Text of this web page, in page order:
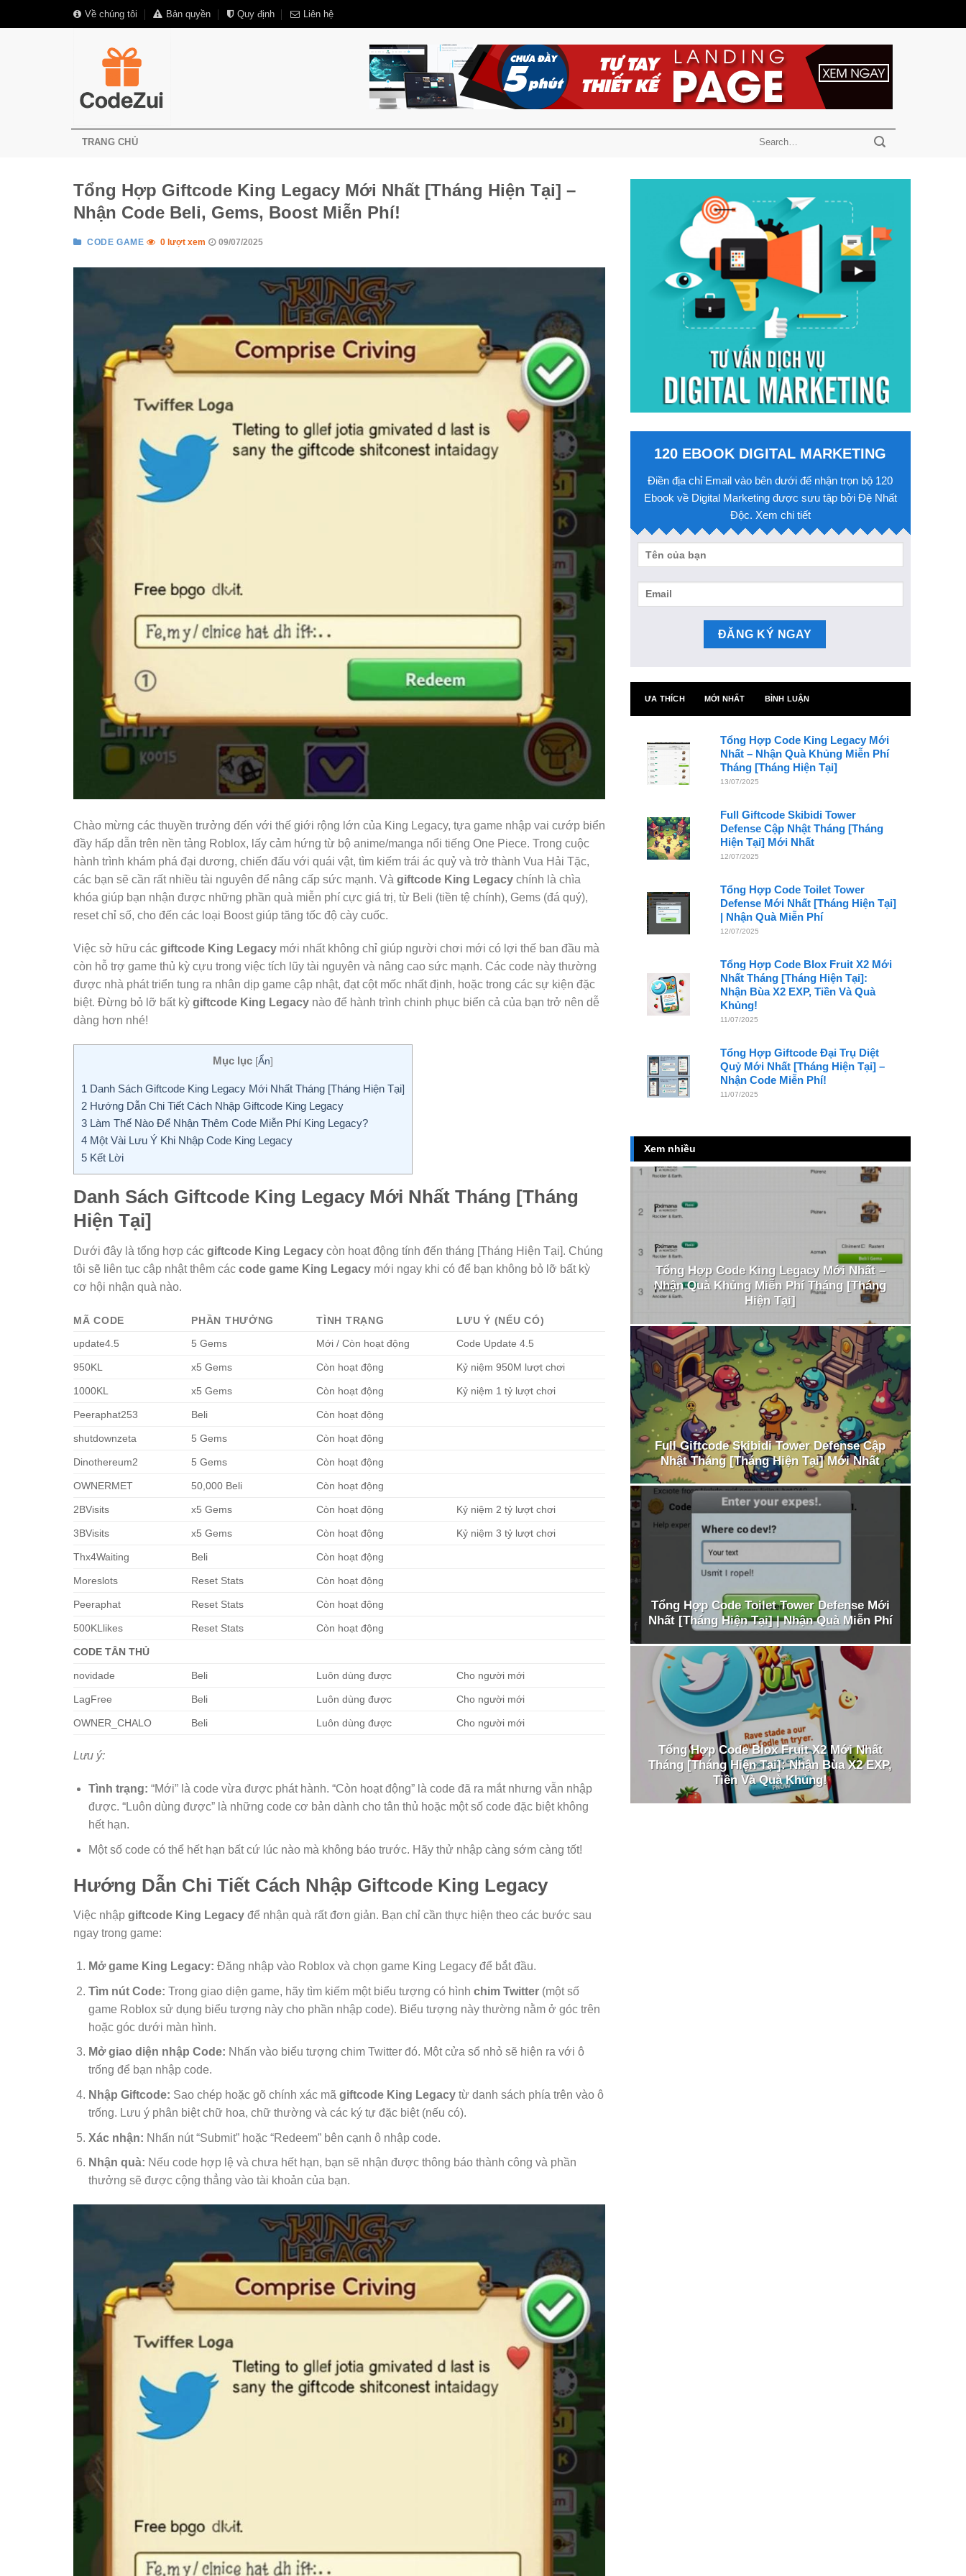
to
Về chúng tôi Bản quyền Quy định Liên hệ
TRANG CHỦ
Tổng Hợp Giftcode King Legacy Mới Nhất [Tháng Hiện Tại] –
Nhận Code Beli, Gems, Boost Miễn Phí!
CODE GAME 0 lượt xem 09/07/2025
Chào mừng các thuyền trưởng đến với thế giới rộng lớn của King Legacy, tựa game nhập vai cướp biển
đầy hấp dẫn trên nền tảng Roblox, lấy cảm hứng từ bộ anime/manga nổi tiếng One Piece. Trong cuộc
hành trình khám phá đại dương, chiến đấu với quái vật, tìm kiếm trái ác quỷ và trở thành Vua Hải Tặc,
các bạn sẽ cần rất nhiều tài nguyên để nâng cấp sức mạnh. Và giftcode King Legacy chính là chìa
khóa giúp bạn nhận được những phần quà miễn phí cực giá trị, từ Beli (tiền tệ chính), Gems (đá quý),
reset chỉ số, cho đến các loại Boost giúp tăng tốc độ cày cuốc.
Việc sở hữu các giftcode King Legacy mới nhất không chỉ giúp người chơi mới có lợi thế ban đầu mà
còn hỗ trợ game thủ kỳ cựu trong việc tích lũy tài nguyên và nâng cao sức mạnh. Các code này thường
được nhà phát triển tung ra nhân dịp game cập nhật, đạt cột mốc nhất định, hoặc trong các sự kiện đặc
biệt. Đừng bỏ lỡ bất kỳ giftcode King Legacy nào để hành trình chinh phục biển cả của bạn trở nên dễ
dàng hơn nhé!
Mục lục [Ẩn]
1 Danh Sách Giftcode King Legacy Mới Nhất Tháng [Tháng Hiện Tại]
2 Hướng Dẫn Chi Tiết Cách Nhập Giftcode King Legacy
3 Làm Thế Nào Để Nhận Thêm Code Miễn Phí King Legacy?
4 Một Vài Lưu Ý Khi Nhập Code King Legacy
5 Kết Lời
Danh Sách Giftcode King Legacy Mới Nhất Tháng [Tháng
Hiện Tại]
Dưới đây là tổng hợp các giftcode King Legacy còn hoạt động tính đến tháng [Tháng Hiện Tại]. Chúng
tôi sẽ liên tục cập nhật thêm các code game King Legacy mới ngay khi có để bạn không bỏ lỡ bất kỳ
cơ hội nhận quà nào.
MÃ CODE PHẦN THƯỞNG TÌNH TRẠNG
LƯU Ý (NẾU CÓ)
update4.5
5 Gems Mới / Còn hoạt động Code Update 4.5
950KL x5 Gems Còn hoạt động Kỷ niệm 950M lượt chơi
1000KL x5 Gems Còn hoạt động Kỷ niệm 1 tỷ lượt chơi
Peeraphat253 Beli Còn hoạt động
shutdownzeta 5 Gems Còn hoạt động
Dinothereum2 5 Gems Còn hoạt động
OWNERMET 50,000 Beli Còn hoạt động
2BVisits x5 Gems Còn hoạt động Kỷ niệm 2 tỷ lượt chơi
3BVisits x5 Gems Còn hoạt động Kỷ niệm 3 tỷ lượt chơi
Thx4Waiting Beli Còn hoạt động
Moreslots Reset Stats Còn hoạt động
Peeraphat Reset Stats Còn hoạt động
500KLlikes Reset Stats Còn hoạt động
CODE TÂN THỦ
novidade Beli Luôn dùng được Cho người mới
LagFree Beli Luôn dùng được Cho người mới
OWNER_CHALO Beli Luôn dùng được Cho người mới
Lưu ý:
Tình trạng: “Mới” là code vừa được phát hành. “Còn hoạt động” là code đã ra mắt nhưng vẫn nhập
được. “Luôn dùng được” là những code cơ bản dành cho tân thủ hoặc một số code đặc biệt không
hết hạn.
Một số code có thể hết hạn bất cứ lúc nào mà không báo trước. Hãy thử nhập càng sớm càng tốt!
Hướng Dẫn Chi Tiết Cách Nhập Giftcode King Legacy
Việc nhập giftcode King Legacy để nhận quà rất đơn giản. Bạn chỉ cần thực hiện theo các bước sau
ngay trong game:
Mở game King Legacy: Đăng nhập vào Roblox và chọn game King Legacy để bắt đầu.
Tìm nút Code: Trong giao diện game, hãy tìm kiếm một biểu tượng có hình chim Twitter(một số
game Roblox sử dụng biểu tượng này cho phần nhập code). Biểu tượng này thường nằm ở góc trên
hoặc góc dưới màn hình.
Mở giao diện nhập Code: Nhấn vào biểu tượng chim Twitter đó. Một cửa sổ nhỏ sẽ hiện ra với ô
trống để bạn nhập code.
Nhập Giftcode: Sao chép hoặc gõ chính xác mã giftcode King Legacytừ danh sách phía trên vào ô
trống. Lưu ý phân biệt chữ hoa, chữ thường và các ký tự đặc biệt (nếu có).
Xác nhận: Nhấn nút “Submit” hoặc “Redeem” bên cạnh ô nhập code.
Nhận quà: Nếu code hợp lệ và chưa hết hạn, bạn sẽ nhận được thông báo thành công và phần
thưởng sẽ được cộng thẳng vào tài khoản của bạn.
120 EBOOK DIGITAL MARKETING
Điền địa chỉ Email vào bên dưới để nhận trọn bộ 120
Ebook về Digital Marketing được sưu tập bởi Đệ Nhất
Độc. Xem chi tiết
ƯA THÍCH MỚI NHẤT BÌNH LUẬN
Tổng Hợp Code King Legacy Mới
Nhất – Nhận Quà Khủng Miễn Phí
Tháng [Tháng Hiện Tại]
13/07/2025
Full Giftcode Skibidi Tower
Defense Cập Nhật Tháng [Tháng
Hiện Tại] Mới Nhất
12/07/2025
Tổng Hợp Code Toilet Tower
Defense Mới Nhất [Tháng Hiện Tại]
| Nhận Quà Miễn Phí
12/07/2025
Tổng Hợp Code Blox Fruit X2 Mới
Nhất Tháng [Tháng Hiện Tại]:
Nhận Bùa X2 EXP, Tiền Và Quà
Khủng!
11/07/2025
Tổng Hợp Giftcode Đại Trụ Diệt
Quỷ Mới Nhất [Tháng Hiện Tại] –
Nhận Code Miễn Phí!
11/07/2025
Xem nhiều
Tổng Hợp Code King Legacy Mới Nhất –
Nhận Quà Khủng Miễn Phí Tháng [Tháng
Hiện Tại]
Full Giftcode Skibidi Tower Defense Cập
Nhật Tháng [Tháng Hiện Tại] Mới Nhất
Tổng Hợp Code Toilet Tower Defense Mới
Nhất [Tháng Hiện Tại] | Nhận Quà Miễn Phí
Tổng Hợp Code Blox Fruit X2 Mới Nhất
Tháng [Tháng Hiện Tại]: Nhận Bùa X2 EXP,
Tiền Và Quà Khủng!